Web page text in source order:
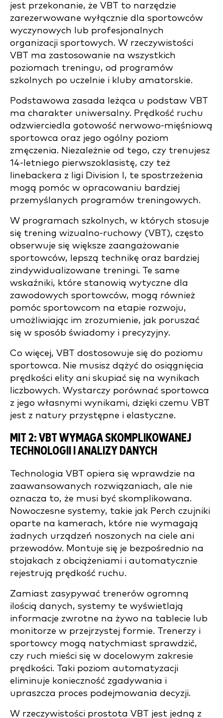
jest przekonanie, że VBT to narzędzie
zarezerwowane wyłącznie dla sportowców
wyczynowych lub profesjonalnych
organizacji sportowych. W rzeczywistości
VBT ma zastosowanie na wszystkich
poziomach treningu, od programów
szkolnych po uczelnie i kluby amatorskie.
Podstawowa zasada leżąca u podstaw VBT
ma charakter uniwersalny. Prędkość ruchu
odzwierciedla gotowość nerwowo-mięśniową
sportowca oraz jego ogólny poziom
zmęczenia. Niezależnie od tego, czy trenujesz
14-letniego pierwszoklasistę, czy też
linebackera z ligi Division I, te spostrzeżenia
mogą pomóc w opracowaniu bardziej
przemyślanych programów treningowych.
W programach szkolnych, w których stosuje
się trening wizualno-ruchowy (VBT), często
obserwuje się większe zaangażowanie
sportowców, lepszą technikę oraz bardziej
zindywidualizowane treningi. Te same
wskaźniki, które stanowią wytyczne dla
zawodowych sportowców, mogą również
pomóc sportowcom na etapie rozwoju,
umożliwiając im zrozumienie, jak poruszać
się w sposób świadomy i precyzyjny.
Co więcej, VBT dostosowuje się do poziomu
sportowca. Nie musisz dążyć do osiągnięcia
prędkości elity ani skupiać się na wynikach
liczbowych. Wystarczy porównać sportowca
z jego własnymi wynikami, dzięki czemu VBT
jest z natury przystępne i elastyczne.
MIT 2: VBT WYMAGA SKOMPLIKOWANEJ
TECHNOLOGII I ANALIZY DANYCH
Technologia VBT opiera się wprawdzie na
zaawansowanych rozwiązaniach, ale nie
oznacza to, że musi być skomplikowana.
Nowoczesne systemy, takie jak Perch czujniki
oparte na kamerach, które nie wymagają
żadnych urządzeń noszonych na ciele ani
przewodów. Montuje się je bezpośrednio na
stojakach z obciążeniami i automatycznie
rejestrują prędkość ruchu.
Zamiast zasypywać trenerów ogromną
ilością danych, systemy te wyświetlają
informacje zwrotne na żywo na tablecie lub
monitorze w przejrzystej formie. Trenerzy i
sportowcy mogą natychmiast sprawdzić,
czy ruch mieści się w docelowym zakresie
prędkości. Taki poziom automatyzacji
eliminuje konieczność zgadywania i
upraszcza proces podejmowania decyzji.
W rzeczywistości prostota VBT jest jedną z